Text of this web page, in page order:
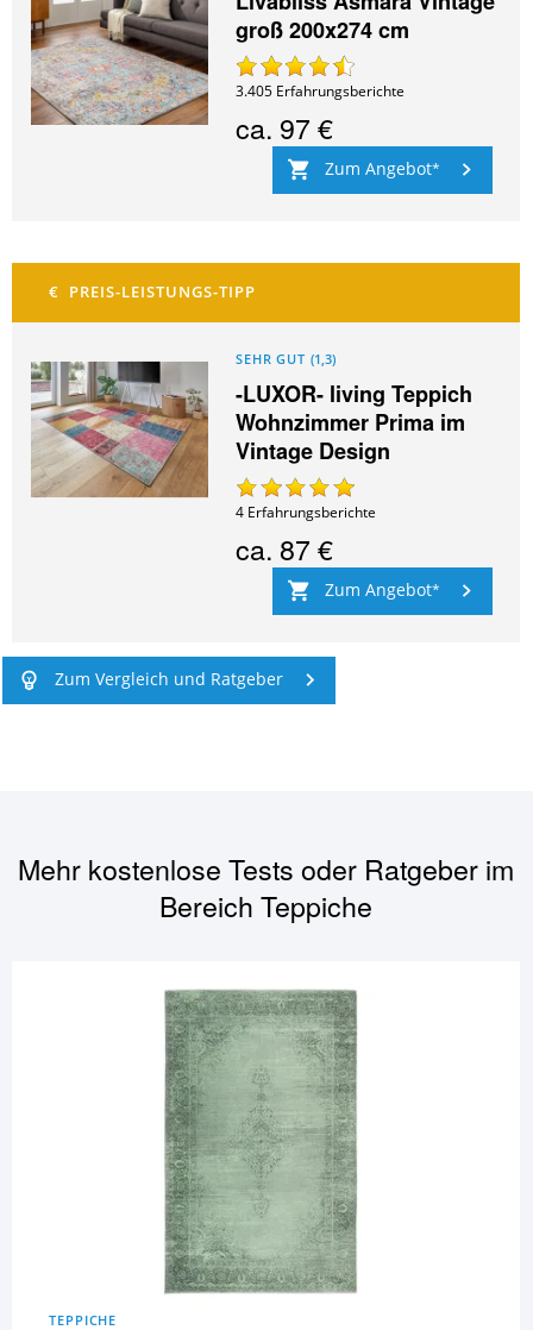
groß 200x274 cm
3.405 Erfahrungsberichte
ca. 97 €
Zum Angebot
SEHR GUT (1,3)
-LUXOR- living Teppich
Wohnzimmer Prima im
Vintage Design
4 Erfahrungsberichte
ca. 87 €
Zum Angebot
Zum Vergleich und Ratgeber
Mehr kostenlose Tests oder Ratgeber im
BereichTeppiche
TEPPICHE